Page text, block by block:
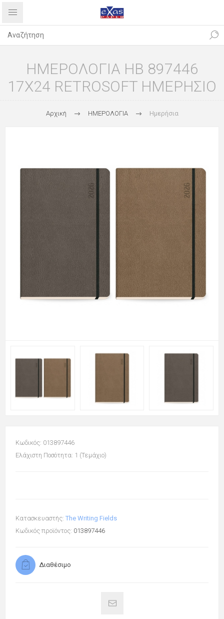
ΗΜΕΡΟΛΟΓΙΑ ΗΒ 897446
17X24 RETROSOFT ΗΜΕΡΗΣΙΟ
Αρχική ΗΜΕΡΟΛΟΓΙΑ Ημερήσια
Κωδικός: 013897446
Ελάχιστη Ποσότητα: 1 (Τεμάχιο)
Κατασκευαστής: The Writing Fields
Κωδικός προϊόντος: 013897446
Διαθέσιμο